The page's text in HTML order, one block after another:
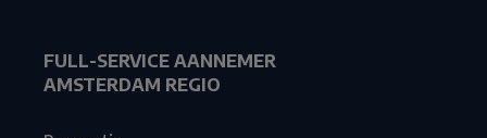
FULL-SERVICE AANNEMER
AMSTERDAM REGIO